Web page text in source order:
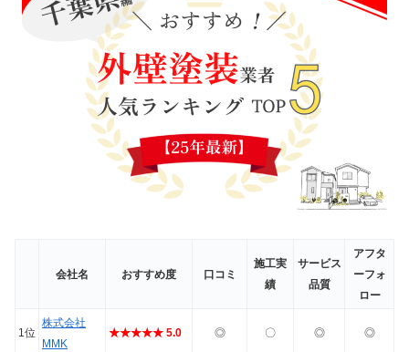
会社名 おすすめ度 口コミ
施工実
績
サービス
品質
アフタ
ーフォ
ロー
1位
株式会社
MMK
★★★★★ 5.0 ◎ 〇 ◎ ◎